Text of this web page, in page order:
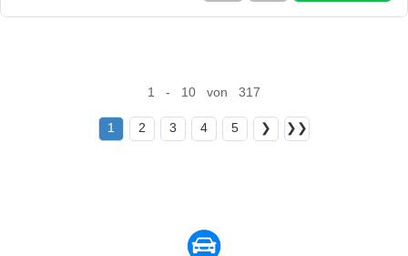
1 - 10 von 317
1 2 3 4 5 ❯ ❯❯